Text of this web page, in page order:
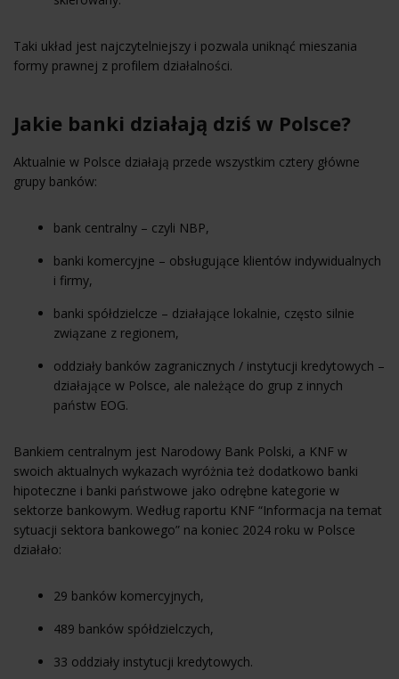
Taki układ jest najczytelniejszy i pozwala uniknąć mieszania
formy prawnej z profilem działalności.
Jakie banki działają dziś w Polsce?
Aktualnie w Polsce działają przede wszystkim cztery główne
grupy banków:
bank centralny – czyli NBP,
banki komercyjne – obsługujące klientów indywidualnych
i firmy,
banki spółdzielcze – działające lokalnie, często silnie
związane z regionem,
oddziały banków zagranicznych / instytucji kredytowych –
działające w Polsce, ale należące do grup z innych
państw EOG.
Bankiem centralnym jest Narodowy Bank Polski, a KNF w
swoich aktualnych wykazach wyróżnia też dodatkowo banki
hipoteczne i banki państwowe jako odrębne kategorie w
sektorze bankowym. Według raportu KNF “Informacja na temat
sytuacji sektora bankowego” na koniec 2024 roku w Polsce
działało:
29 banków komercyjnych,
489 banków spółdzielczych,
33 oddziały instytucji kredytowych.